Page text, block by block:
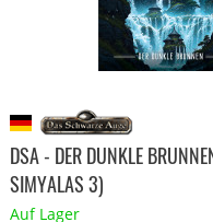
DSA - DER DUNKLE
SIMYALAS 3)
Auf Lager